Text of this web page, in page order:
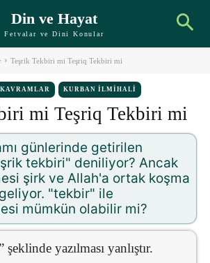
Din ve Hayat
Fetvalar ve Dini Konular
Teşrik Tekbiri mi Teşriq Tekbiri mi
KAVRAMLAR KURBAN İLMIHALI
mi Teşriq Tekbiri mi
günlerinde getirilen
tekbiri" deniliyor? Ancak
şirk ve Allah'a ortak koşma
"tekbir" ile
mümkün olabilir mi?
yazılması yanlıştır.